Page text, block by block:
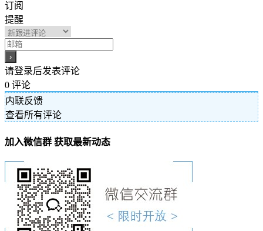
订阅
提醒
请登录后发表评论
0 评论
内联反馈
查看所有评论
加入微信群 获取最新动态